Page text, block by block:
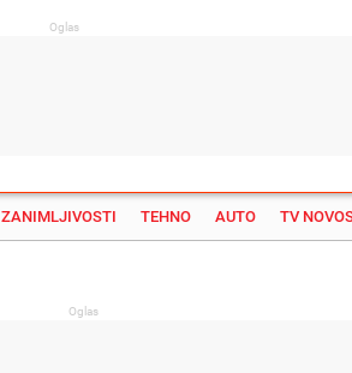
Oglas
ZANIMLJIVOSTI TEHNO AUTO TV
Oglas